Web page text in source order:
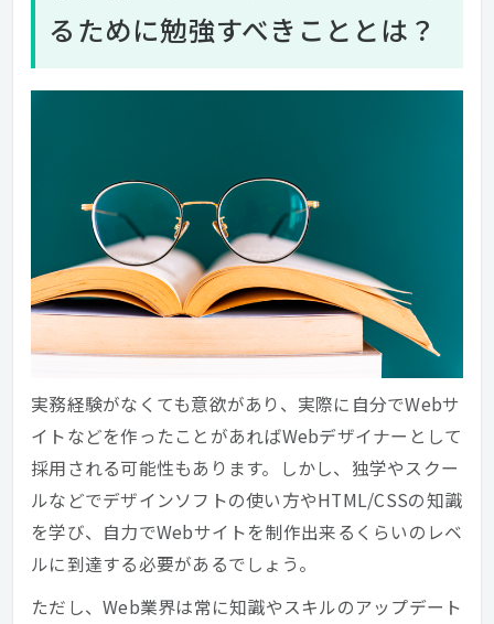
るために勉強すべきこととは？
実務経験がなくても意欲があり、実際に自分でWebサ
イトなどを作ったことがあればWebデザイナーとして
採用される可能性もあります。しかし、独学やスクー
ルなどでデザインソフトの使い方やHTML/CSSの知識
を学び、自力でWebサイトを制作出来るくらいのレベ
ルに到達する必要があるでしょう。
ただし、Web業界は常に知識やスキルのアップデート